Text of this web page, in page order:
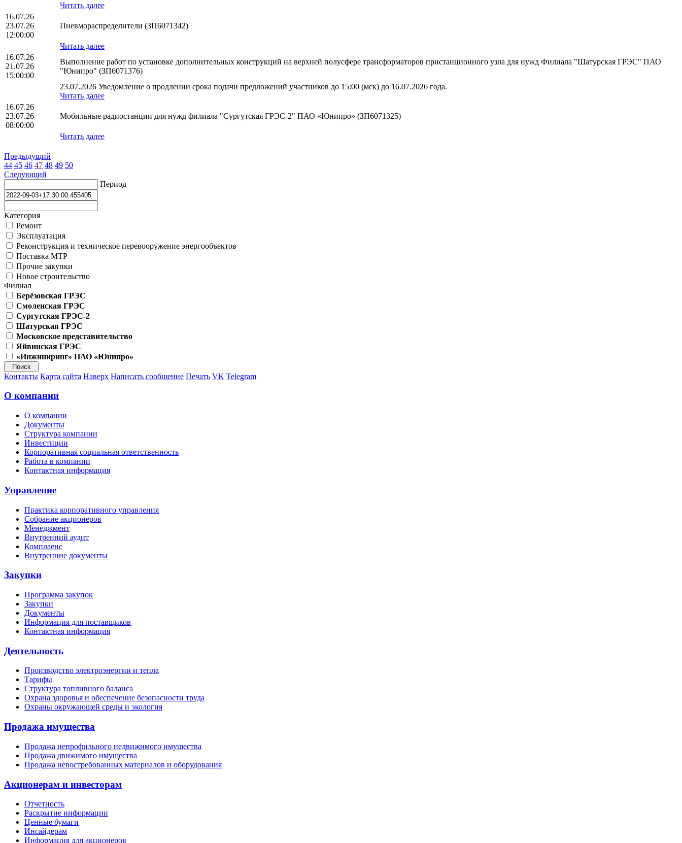
Читать далее
16.07.26
23.07.26
12:00:00
Пневмораспределители (ЗП6071342)
Читать далее
16.07.26
21.07.26
15:00:00
Выполнение работ по установке дополнительных конструкций на верхней полусфере трансформаторов пристанционного узла для нужд Филиала "Шатурская ГРЭС" ПАО
"Юнипро" (ЗП6071376)
23.07.2026 Уведомление о продлении срока подачи предложений участников до 15:00 (мск) до 16.07.2026 года.
Читать далее
16.07.26
23.07.26
08:00:00
Мобильные радиостанции для нужд филиала "Сургутская ГРЭС-2" ПАО «Юнипро» (ЗП6071325)
Читать далее
Предыдущий
44 45 46 47 48 49 50
Следующий
Период
Категория
Ремонт
Эксплуатация
Реконструкция и техническое перевооружение энергообъектов
Поставка МТР
Прочие закупки
Новое строительство
Филиал
Берёзовская ГРЭС
Смоленская ГРЭС
Сургутская ГРЭС-2
Шатурская ГРЭС
Московское представительство
Яйвинская ГРЭС
«Инжиниринг» ПАО «Юнипро»
Контакты Карта сайта Наверх Написать сообщение Печать VK Telegram
О компании
О компании
Документы
Структура компании
Инвестиции
Корпоративная социальная ответственность
Работа в компании
Контактная информация
Управление
Практика корпоративного управления
Собрание акционеров
Менеджмент
Внутренний аудит
Комплаенс
Внутренние документы
Закупки
Программа закупок
Закупки
Документы
Информация для поставщиков
Контактная информация
Деятельность
Производство электроэнергии и тепла
Тарифы
Структура топливного баланса
Охрана здоровья и обеспечение безопасности труда
Охраны окружающей среды и экология
Продажа имущества
Продажа непрофильного недвижимого имущества
Продажа движимого имущества
Продажа невостребованных материалов и оборудования
Акционерам и инвесторам
Отчетность
Раскрытие информации
Ценные бумаги
Инсайдерам
Информация для акционеров